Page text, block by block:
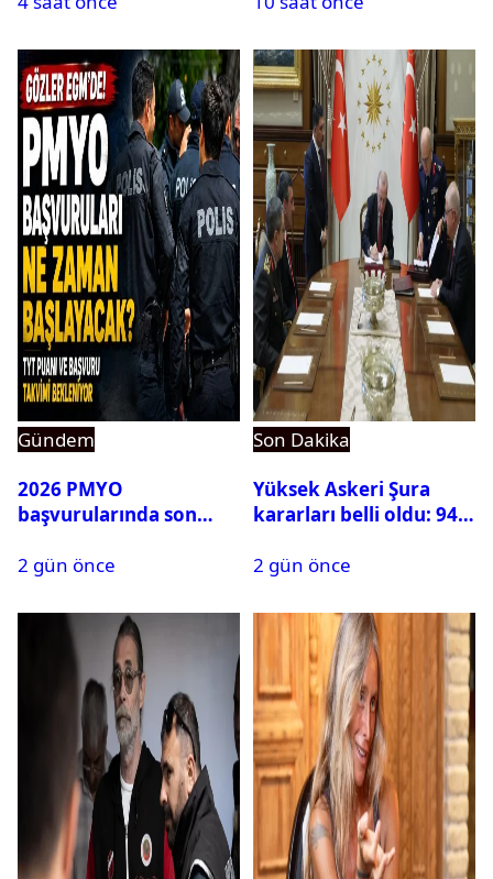
ortaya çıktı
Gündem
2026 PMYO
başvurularında son
2 gün önce
Son Dakika
Yüksek Askeri Şura
kararları belli oldu: 94
2 gün önce